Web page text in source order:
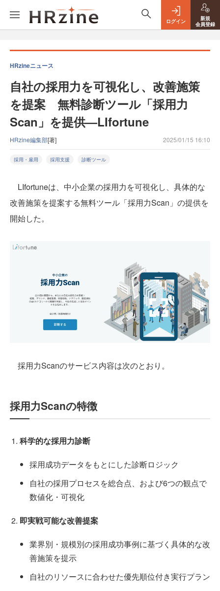
ログイン
新規
会員登録
HRzineニュース
自社の採用力を可視化し、改善施策
を提案 無料診断ツール「採用力
Scan」を提供—LIfortune
HRzine編集部[著] 2025/01/15 16:10
採用・雇用 採用支援 診断ツール
LIfortuneは、中小企業の採用力を可視化し、具体的な
改善施策を提案する無料ツール「採用力Scan」の提供を
開始した。
採用力Scanのサービス内容は次のとおり。
採用力Scanの特徴
科学的な採用力診断
採用成功データをもとにした診断ロジック
自社の採用プロセスを総合点、および6つの観点で
数値化・可視化
即実戦可能な改善提案
業界別・規模別の採用成功事例に基づく具体的な改
善施策を提示
自社のリソースに合わせた優先順位付き実行プラン